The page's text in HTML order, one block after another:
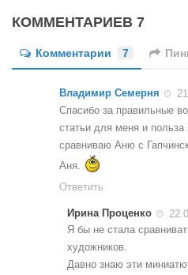
КОММЕНТАРИЕВ 7
Комментарии 7
Владимир Семерня
Спасибо за правильные
статьи для меня и
сравниваю Аню с
Аня.
Ответить
Ирина Проценко
Я бы не стала
художников.
Давно знаю эти